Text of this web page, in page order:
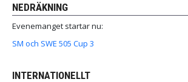
NEDRÄKNING
Evenemanget startar nu:
SM och SWE 505 Cup 3
INTERNATIONELLT